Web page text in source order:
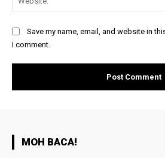
Save my name, email, and website in
I comment.
MOH BACA!